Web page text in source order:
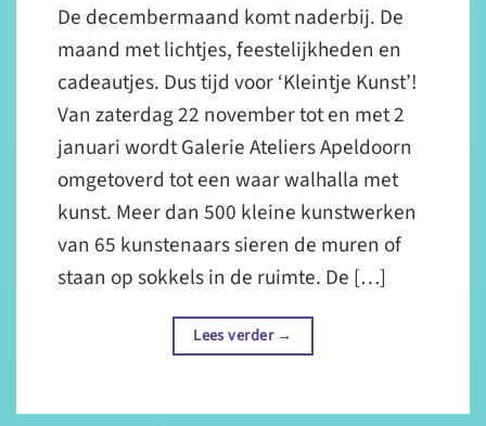
De decembermaand komt naderbij. De
maand met lichtjes, feestelijkheden en
cadeautjes. Dus tijd voor ‘Kleintje Kunst’!
Van zaterdag 22 november tot en met 2
januari wordt Galerie Ateliers Apeldoorn
omgetoverd tot een waar walhalla met
kunst. Meer dan 500 kleine kunstwerken
van 65 kunstenaars sieren de muren of
staan op sokkels in de ruimte. De […]
Lees verder→